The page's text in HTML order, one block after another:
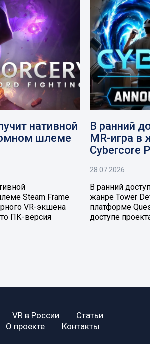
нативной
шлеме
Steam Frame
VR-экшена
ПК-версия
В ранний
MR-игра в
Cybercore
28.07.2026
В ранний
жанре Tower
платформе
доступе
VR в России
Статьи
О проекте Контакты